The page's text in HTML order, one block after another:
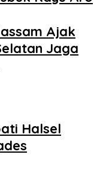
Ajak
Jaga
Halsel